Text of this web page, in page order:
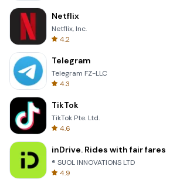
Netflix
Netflix, Inc.
4.2
Telegram
Telegram FZ-LLC
4.3
TikTok
TikTok Pte. Ltd.
4.6
inDrive. Rides with fair fares
® SUOL INNOVATIONS LTD
4.9